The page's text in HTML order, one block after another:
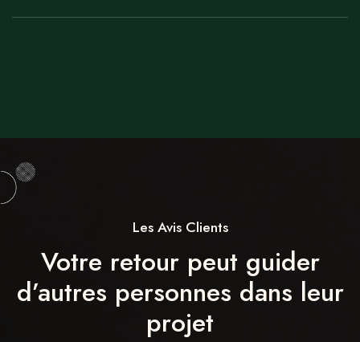
ERP
Les Avis Clients
Votre retour peut guider
d’autres personnes dans leur
projet